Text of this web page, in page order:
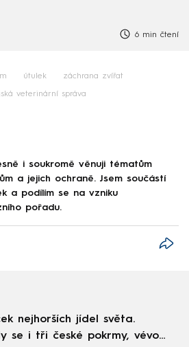
6 min čtení
útulek záchrana zvířat
veterinární správa
i soukromě věnuji tématům
a jejich ochraně. Jsem součástí
a podílím se na vzniku
pořadu.
nejhorších jídel světa.
se i tři české pokrmy, vévodí